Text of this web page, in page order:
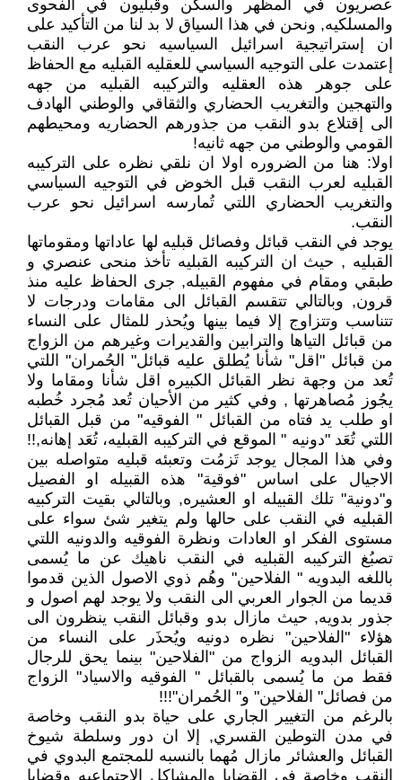
عصريون في المظهر والسكن وقبليون في الفحوى
والمسلكيه, ونحن في هذا السياق لا بد لنا من التأكيد على
ان إستراتيجية اسرائيل السياسيه نحو عرب النقب
إعتمدت على التوجيه السياسي للعقليه القبليه مع الحفاظ
على جوهر هذه العقليه والتركيبه القبليه من جهه
والتهجين والتغريب الحضاري والثقاقي والوطني الهادف
الى إقتلاع بدو النقب من جذورهم الحضاريه ومحيطهم
القومي والوطني من جهه ثانيه!
اولا: هنا من الضروره اولا ان نلقي نظره على التركيبه
القبليه لعرب النقب قبل الخوض في التوجيه السياسي
والتغريب الحضاري اللتي تُمارسه اسرائيل نحو عرب
النقب.
يوجد في النقب قبائل وفصائل قبليه لها عاداتها ومقوماتها
القبليه , حيث ان التركيبه القبليه تأخذ منحى عنصري و
طبقي ومقام في مفهوم القبيله, جرى الحفاظ عليه منذ
قرون, وبالتالي تتقسم القبائل الى مقامات ودرجات لا
تتناسب وتتزاوج إلا فيما بينها ويُحذر للمثال على النساء
من قبائل التياها والترابين والقديرات وغيرهم من الزواج
من قبائل "اقل" شأنا يُطلق عليه قبائل" الحُمران" اللتي
تُعد من وجهة نظر القبائل الكبيره اقل شأنا ومقاما ولا
يجُوز مُصاهرتها , وفي كثير من الأحيان تُعد مُجرد خُطبه
او طلب يد فتاه من القبائل " الفوقيه" من قبل القبائل
اللتي تُعَد "دونيه " الموقع في التركيبه القبليه، تُعَد إهانه,!!
وفي هذا المجال يوجد تَزمُت وتعبئه قبليه متواصله بين
الاجيال على اساس "فوقية" هذه القبيله او الفصيل
و"دونية" تلك القبيله او العشيره, وبالتالي بقيت التركبيه
القبليه في النقب على حالها ولم يتغير شئ سواء على
مستوى الفكر او العادات ونظرة الفوقيه والدونيه اللتي
تصبُغ التركيبه القبليه في النقب ناهيك عن ما يُسمى
باللغه البدويه " الفلاحين" وهُم ذوي الاصول الذين قدموا
قديما من الجوار العربي الى النقب ولا يوجد لهم اصول و
جذور بدويه, حيث مازال بدو وقبائل النقب ينظرون الى
هؤلاء "الفلاحين" نظره دونيه ويُحذَر على النساء من
القبائل البدويه الزواج من "الفلاحين" بينما يحق للرجال
فقط من ما يُسمى بالقبائل " الفوقيه والاسياد" الزواج
من فصائل" الفلاحين" و" الحُمران"!!!
بالرغم من التغيير الجاري على حياة بدو النقب وخاصة
في مدن التوطين القسري, إلا ان دور وسلطة شيوخ
القبائل والعشائر مازال مُهما بالنسبه للمجتمع البدوي في
النقب وخاصة في القضايا والمشاكل الاجتماعيه وقضايا